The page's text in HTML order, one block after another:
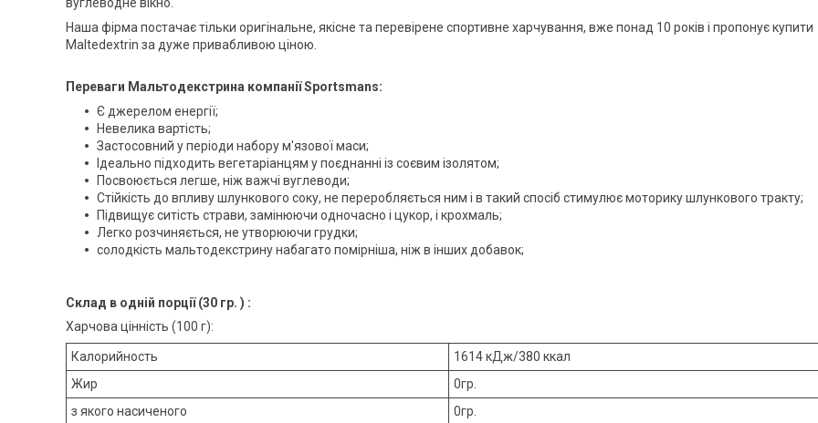
Наша фірма постачає тільки оригінальне, якісне та перевірене спортивне харчування, вже понад 10 років і пропонує купити
Maltedextrin за дуже привабливою ціною.
Переваги Мальтодекстрина компанії Sportsmans:
Є джерелом енергії;
Невелика вартість;
Застосовний у періоди набору м'язової маси;
Ідеально підходить вегетаріанцям у поєднанні із соєвим ізолятом;
Посвоюється легше, ніж важчі вуглеводи;
Стійкість до впливу шлункового соку, не переробляється ним і в такий спосіб стимулює моторику шлункового тракту;
Підвищує ситість страви, замінюючи одночасно і цукор, і крохмаль;
Легко розчиняється, не утворюючи грудки;
солодкість мальтодекстрину набагато помірніша, ніж в інших добавок;
Склад в одній порції (30 гр. ) :
Харчова цінність (100 г):
Калорийность
1614 кДж/380 ккал
Жир
0гр.
з якого насиченого
0гр.